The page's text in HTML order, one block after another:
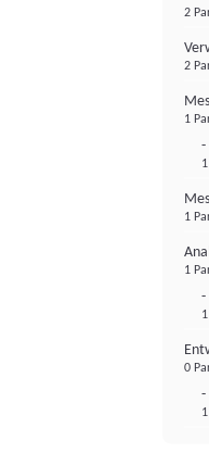
2
2
1
-
1
1
-
0
-